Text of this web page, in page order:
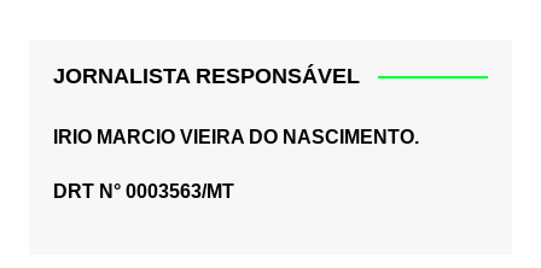
JORNALISTA RESPONSÁVEL
IRIO MARCIO VIEIRA DO NASCIMENTO.
DRT N° 0003563/MT